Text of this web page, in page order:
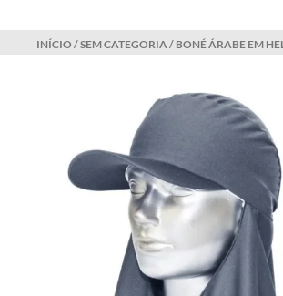
INÍCIO /SEM CATEGORIA / BONÉ ÁRABE EM